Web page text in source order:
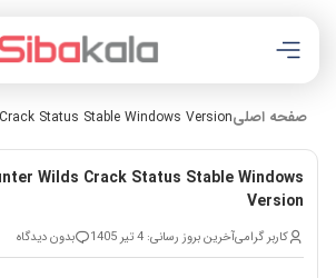
صفحه اصلیStatus Stable Windows Version
Wilds Crack Status Stable Windows
Version
کاربر گرامیآخرین بروز رسانی: 4 تیر 1405 بدون دیدگاه